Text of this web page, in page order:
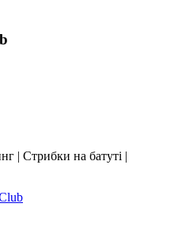
| Стрибки на батуті |